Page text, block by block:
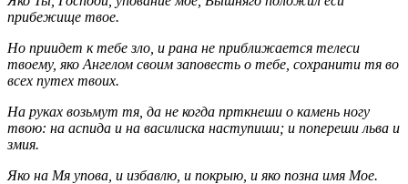
прибежище твое.
Но приидет к тебе зло, и рана не приближается телеси
твоему, яко Ангелом своим заповесть о тебе, сохранити тя во
всех путех твоих.
На руках возьмут тя, да не когда прткнеши о камень ногу
твою: на аспида и на василиска наступиши; и попереши льва и
змия.
Яко на Мя упова, и избавлю, и покрыю, и яко позна имя Мое.